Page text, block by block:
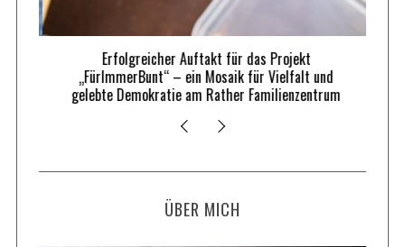
Erfolgreicher Auftakt für das Projekt
„FürImmerBunt“ – ein Mosaik für Vielfalt und
gelebte Demokratie am Rather Familienzentrum
ÜBER MICH